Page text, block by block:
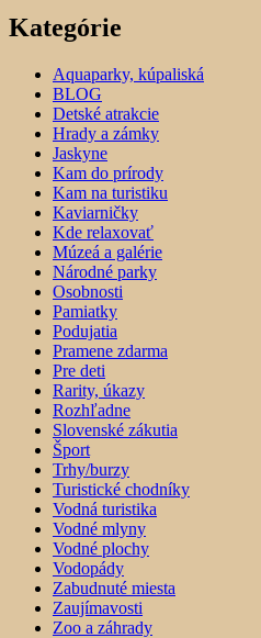
Kategórie
Aquaparky, kúpaliská
BLOG
Detské atrakcie
Hrady a zámky
Jaskyne
Kam do prírody
Kam na turistiku
Kaviarničky
Kde relaxovať
Múzeá a galérie
Národné parky
Osobnosti
Pamiatky
Podujatia
Pramene zdarma
Pre deti
Rarity, úkazy
Rozhľadne
Slovenské zákutia
Šport
Trhy/burzy
Turistické chodníky
Vodná turistika
Vodné mlyny
Vodné plochy
Vodopády
Zabudnuté miesta
Zaujímavosti
Zoo a záhrady